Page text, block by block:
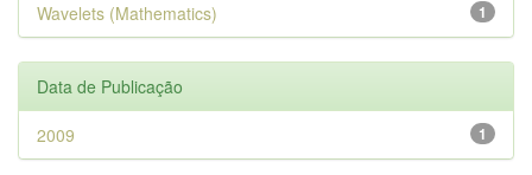
1
Wavelets (Mathematics)
Data de Publicação
1
2009